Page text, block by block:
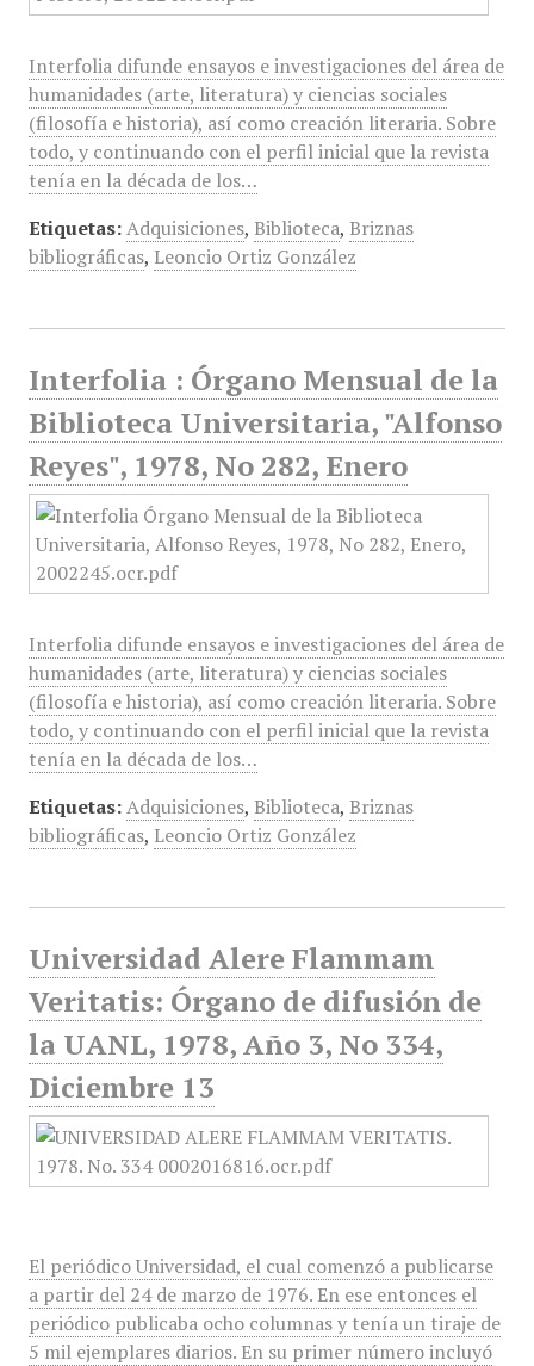
Interfolia difunde ensayos e investigaciones del área de
humanidades (arte, literatura) y ciencias sociales
(filosofía e historia), así como creación literaria. Sobre
todo, y continuando con el perfil inicial que la revista
tenía en la década de los…
Etiquetas: Adquisiciones, Biblioteca, Briznas
bibliográficas, Leoncio Ortiz González
Interfolia : Órgano Mensual de la
Biblioteca Universitaria, "Alfonso
Reyes", 1978, No 282, Enero
Interfolia difunde ensayos e investigaciones del área de
humanidades (arte, literatura) y ciencias sociales
(filosofía e historia), así como creación literaria. Sobre
todo, y continuando con el perfil inicial que la revista
tenía en la década de los…
Etiquetas: Adquisiciones, Biblioteca, Briznas
bibliográficas, Leoncio Ortiz González
Universidad Alere Flammam
Veritatis: Órgano de difusión de
la UANL, 1978, Año 3, No 334,
Diciembre 13
El periódico Universidad, el cual comenzó a publicarse
a partir del 24 de marzo de 1976. En ese entonces el
periódico publicaba ocho columnas y tenía un tiraje de
5 mil ejemplares diarios. En su primer número incluyó